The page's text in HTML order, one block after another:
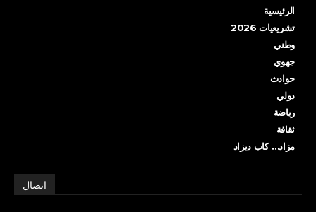
الرئيسية
تشريعيات 2026
وطني
جهوي
حوادث
دولي
رياضة
ثقافة
مزاد… كاب ديزاد
اتصال